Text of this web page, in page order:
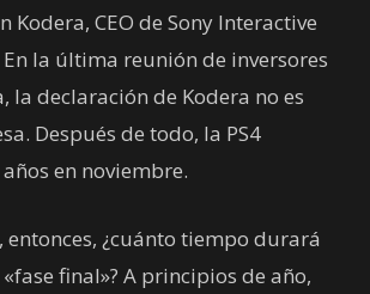
Kodera, CEO de Sony Interactive
la última reunión de inversores
la declaración de Kodera no es
Después de todo, la PS4
en noviembre.
entonces, ¿cuánto tiempo durará
final»? A principios de año,